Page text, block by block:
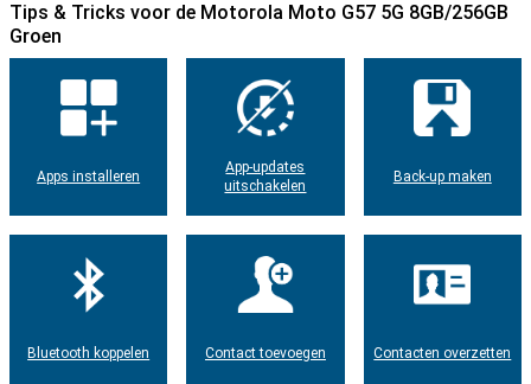
Tips & Tricks voor de Motorola Moto G57 5G 8GB/256GB
Groen
Apps installeren
App-updates
uitschakelen
Back-up maken
Bluetooth koppelen Contact toevoegen Contacten overzetten